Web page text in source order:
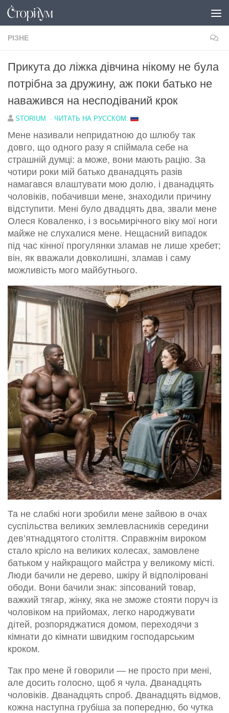
Перейти до вмісту
РІЗНЕ
Прикута до ліжка дівчина нікому не була
потрібна за дружину, аж поки батько не
наважився на несподіваний крок
STORIUM · ЧИТАТЬ НА РУССКОМ:
Мене називали непридатною до шлюбу так
довго, що одного разу я спіймала себе на
страшній думці: а може, вони мають рацію. За
чотири роки мій батько дванадцять разів
намагався влаштувати мою долю, і дванадцять
чоловіків, побачивши мене, знаходили причину
відступити. Мені було двадцять два, звали мене
Олеся Коваленко, і з восьмирічного віку мої ноги
майже не слухалися мене. Нещасний випадок
під час кінної прогулянки зламав не лише хребет;
він, як вважали довколишні, зламав і саму
можливість мого майбутнього.
Та не слабкі ноги зробили мене зайвою в очах
суспільства великих землевласників середини
дев’ятнадцятого століття. Справжнім вироком
стало крісло на великих колесах, замовлене
батьком у найкращого майстра у великому місті.
Люди бачили не дерево, шкіру й відполіровані
ободи. Вони бачили знак: зіпсований товар,
важкий тягар, жінку, яка не зможе стояти поруч із
чоловіком на прийомах, легко народжувати
дітей, розпоряджатися домом, переходячи з
кімнати до кімнати швидким господарським
кроком.
Так про мене й говорили — не просто при мені,
але досить голосно, щоб я чула. Дванадцять
чоловіків. Дванадцять спроб. Дванадцять відмов,
кожна наступна грубіша за попередню, бо чутка